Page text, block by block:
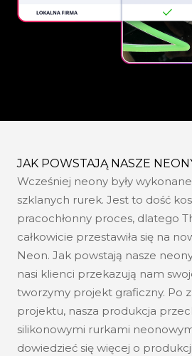
JAK POWSTAJĄ NASZE
Wcześniej neony były
szklanych rurek. Jest to dość
pracochłonny proces, dlatego
całkowicie przestawiła się na
Neon. Jak powstają nasze
nasi klienci przekazują nam
tworzymy projekt graficzny. Po
projektu, nasza produkcja
silikonowymi rurkami
dowiedzieć się więcej o